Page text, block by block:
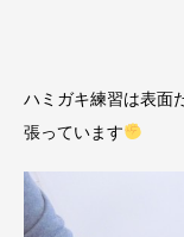
ハミガキ練習は表面
張っています